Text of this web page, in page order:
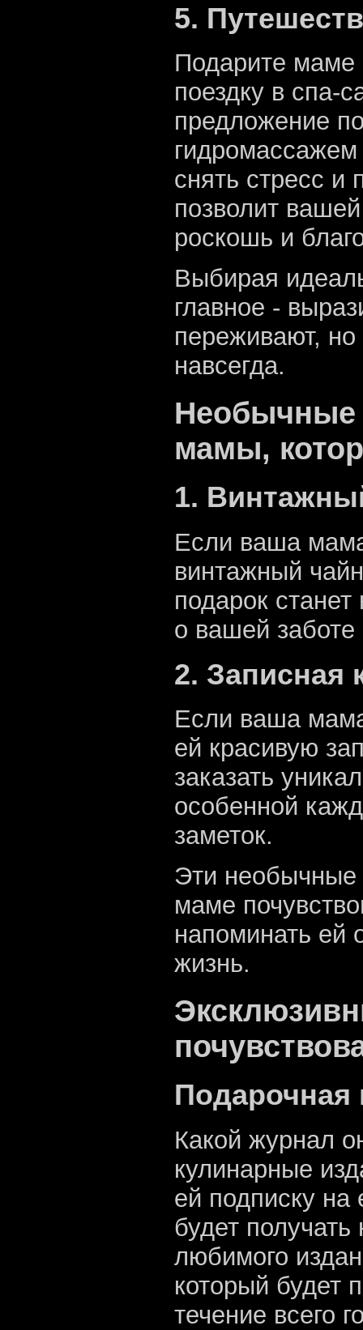
5.
Подарите маме
поездку в спа-
предложение
снять стресс и
позволит
роскошь и
Выбирая
главное -
переживают,
навсегда.
Необычные
мамы,
1.
Если ваша
винтажный
подарок
о вашей
2. Записная
Если ваша
ей красивую
заказать
особенной
заметок.
Эти необычные
маме
напоминать ей
жизнь.
Какой журнал
кулинарные
ей подписку
будет
любимого
который будет
течение всего